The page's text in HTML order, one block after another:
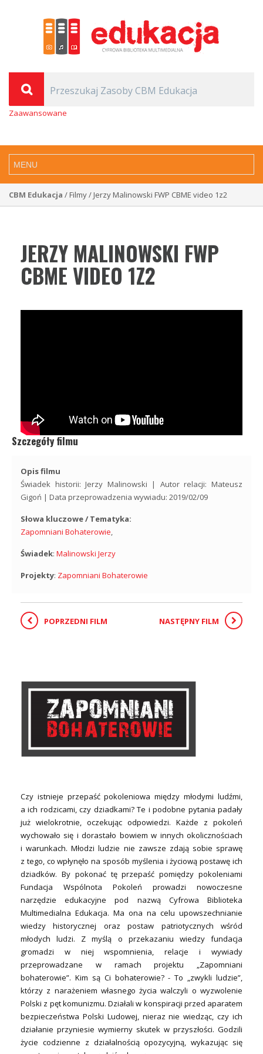
Zaawansowane
CBM Edukacja / Filmy / Jerzy Malinowski FWP CBME video 1z2
JERZY MALINOWSKI FWP
CBME VIDEO 1Z2
Szczegóły filmu
Opis filmu
Świadek historii: Jerzy Malinowski | Autor relacji: Mateusz
Gigoń | Data przeprowadzenia wywiadu: 2019/02/09
Słowa kluczowe / Tematyka:
Zapomniani Bohaterowie,
Świadek: Malinowski Jerzy
Projekty: Zapomniani Bohaterowie
POPRZEDNI FILM NASTĘPNY FILM
Czy istnieje przepaść pokoleniowa między młodymi ludźmi,
a ich rodzicami, czy dziadkami? Te i podobne pytania padały
już wielokrotnie, oczekując odpowiedzi. Każde z pokoleń
wychowało się i dorastało bowiem w innych okolicznościach
i warunkach. Młodzi ludzie nie zawsze zdają sobie sprawę
z tego, co wpłynęło na sposób myślenia i życiową postawę ich
dziadków. By pokonać tę przepaść pomiędzy pokoleniami
Fundacja Wspólnota Pokoleń prowadzi nowoczesne
narzędzie edukacyjne pod nazwą Cyfrowa Biblioteka
Multimedialna Edukacja. Ma ona na celu upowszechnianie
wiedzy historycznej oraz postaw patriotycznych wśród
młodych ludzi. Z myślą o przekazaniu wiedzy fundacja
gromadzi w niej wspomnienia, relacje i wywiady
przeprowadzane w ramach projektu „Zapomniani
bohaterowie”. Kim są Ci bohaterowie? - To „zwykli ludzie”,
którzy z narażeniem własnego życia walczyli o wyzwolenie
Polski z pęt komunizmu. Działali w konspiracji przed aparatem
bezpieczeństwa Polski Ludowej, nieraz nie wiedząc, czy ich
działanie przyniesie wymierny skutek w przyszłości. Godzili
życie codzienne z działalnością opozycyjną, wykazując się